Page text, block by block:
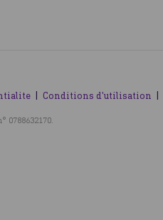
Conditions d'utilisation